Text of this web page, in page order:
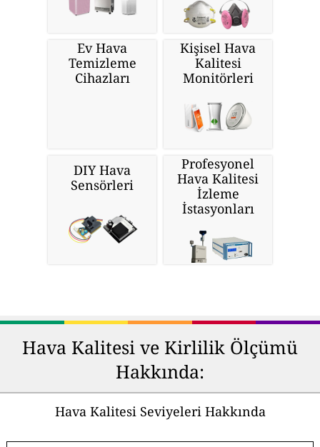
Ev Hava
Temizleme
Cihazları
Kişisel Hava
Kalitesi
Monitörleri
DIY Hava
Sensörleri
Profesyonel
Hava Kalitesi
İzleme
İstasyonları
Hava Kalitesi ve Kirlilik Ölçümü
Hakkında:
Hava Kalitesi Seviyeleri Hakkında